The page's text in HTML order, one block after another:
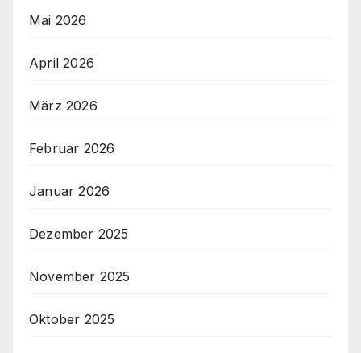
Mai 2026
April 2026
März 2026
Februar 2026
Januar 2026
Dezember 2025
November 2025
Oktober 2025